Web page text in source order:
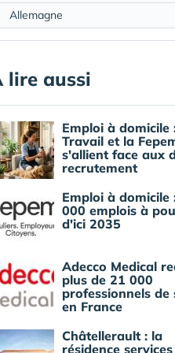
Allemagne
lire aussi
Emploi à domicile
Travail et la
s'allient face aux
recrutement
Emploi à domicile
000 emplois à
d'ici 2035
Adecco Medical
plus de 21 000
professionnels de
en France
Châtellerault : la
résidence